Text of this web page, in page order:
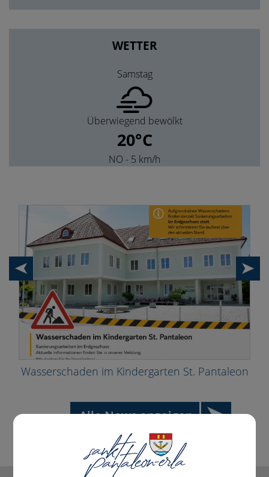
WETTER
Samstag
Überwiegend bewölkt
20°C
NO - 5 km/h
Wasserschaden im Kindergarten St. Pantaleon
Alle News anzeigen